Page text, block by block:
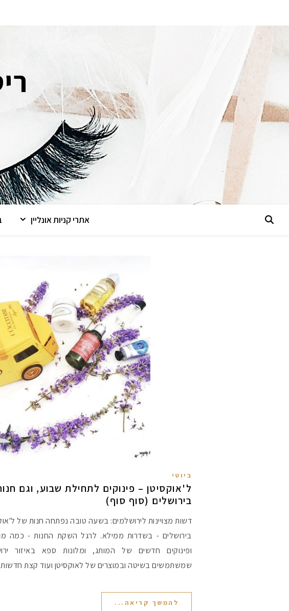
אתרי קניות אונליין
ביוטי
ל'אוקסיטן – פינוקים לתחילת שבוע, וגם
בירושלים (סוף סוף)
דשות מצויינות לירושלמים: בשעה טובה נפתחה חנות של
בירושלים - בשדרות ממילא. לרגל השקת החנות - כמה
ופינוקים חדשים של המותג, ומלונות ספא באיזור
שמשתמשים בשיטה ובמוצרים של לאוקסיטן ועוד קצת חדשות.
להמשך קריאה...